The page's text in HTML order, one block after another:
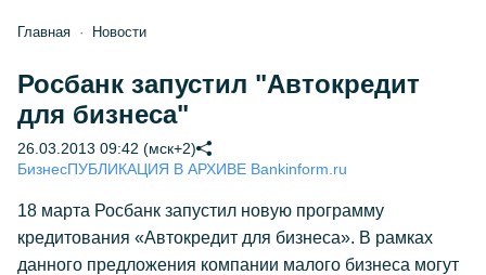
Главная Новости
Росбанк запустил "Автокредит
для бизнеса"
26.03.2013 09:42 (мск+2)
БизнесПУБЛИКАЦИЯ В АРХИВЕ Bankinform.ru
18 марта Росбанк запустил новую программу
кредитования «Автокредит для бизнеса». В рамках
данного предложения компании малого бизнеса могут